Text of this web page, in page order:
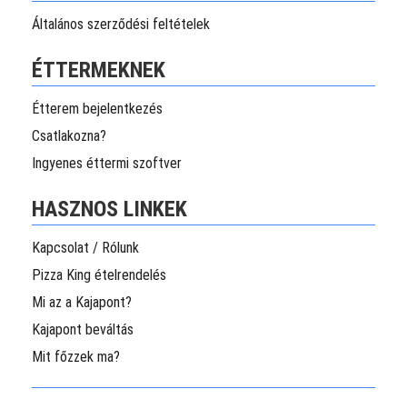
Általános szerződési feltételek
ÉTTERMEKNEK
Étterem bejelentkezés
Csatlakozna?
Ingyenes éttermi szoftver
HASZNOS LINKEK
Kapcsolat / Rólunk
Pizza King ételrendelés
Mi az a Kajapont?
Kajapont beváltás
Mit főzzek ma?